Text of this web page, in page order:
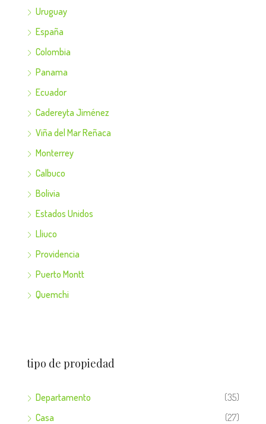
Uruguay
España
Colombia
Panama
Ecuador
Cadereyta Jiménez
Viña del Mar Reñaca
Monterrey
Calbuco
Bolivia
Estados Unidos
Lliuco
Providencia
Puerto Montt
Quemchi
tipo de propiedad
Departamento
(35)
Casa
(27)